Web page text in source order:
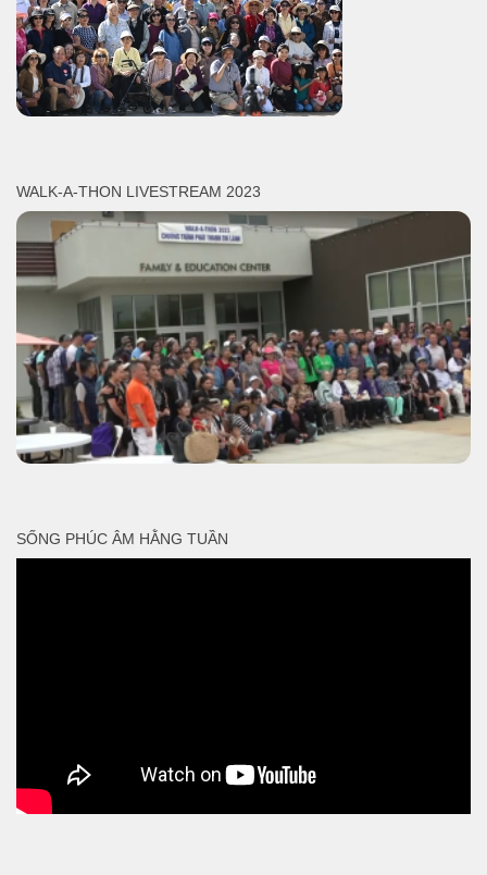
WALK-A-THON LIVESTREAM 2023
SỐNG PHÚC ÂM HẰNG TUẦN